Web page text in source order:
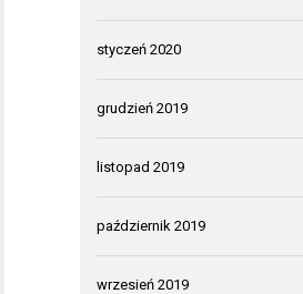
styczeń 2020
grudzień 2019
listopad 2019
październik 2019
wrzesień 2019